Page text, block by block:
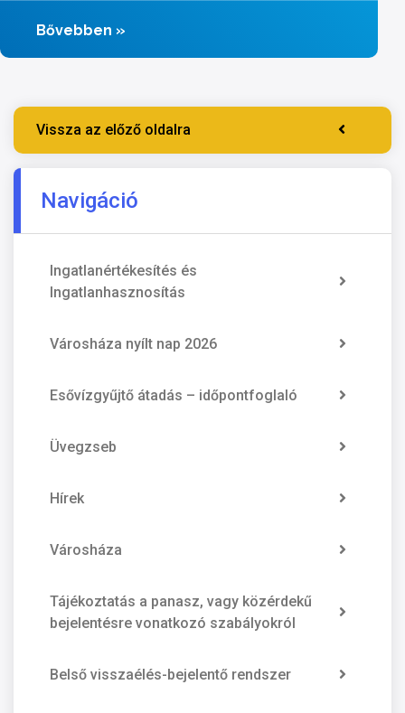
Bővebben »
Vissza az előző oldalra
Navigáció
Ingatlanértékesítés és
Ingatlanhasznosítás
Városháza nyílt nap 2026
Esővízgyűjtő átadás – időpontfoglaló
Üvegzseb
Hírek
Városháza
Tájékoztatás a panasz, vagy közérdekű
bejelentésre vonatkozó szabályokról
Belső visszaélés-bejelentő rendszer